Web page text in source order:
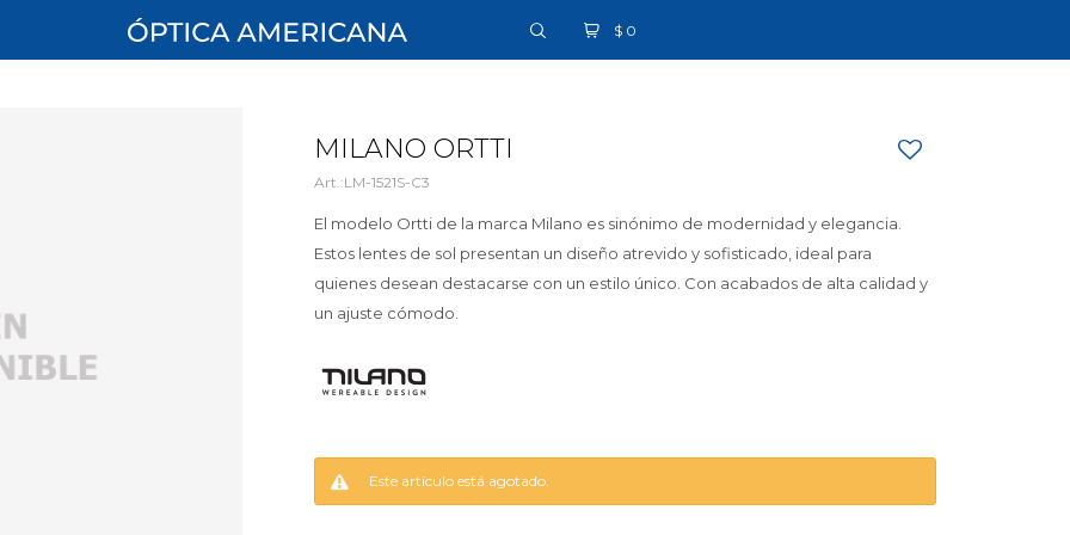
$ 0
MILANO ORTTI
LM-1521S-C3
El modelo Ortti de la marca Milano es sinónimo de modernidad y elegancia.
Estos lentes de sol presentan un diseño atrevido y sofisticado, ideal para
quienes desean destacarse con un estilo único. Con acabados de alta calidad y
un ajuste cómodo.
Este artículo está agotado.